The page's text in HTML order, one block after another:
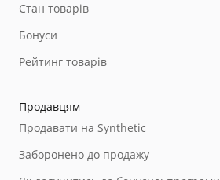
Стан товарів
Бонуси
Рейтинг товарів
Продавцям
Продавати на Synthetic
Заборонено до продажу